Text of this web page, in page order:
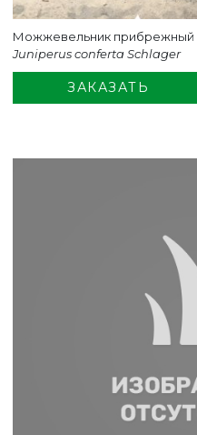
Можжевельник прибрежный
Juniperus conferta Schlager
ЗАКАЗАТЬ